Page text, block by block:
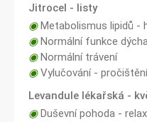
Jitrocel - listy
◉Metabolismus lipidů -
◉Normální funkce
◉Normální trávení
◉Vylučování - pročištění
Levandule lékařská -
◉Duševní pohoda -